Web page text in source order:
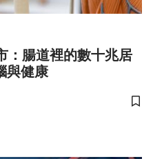
：腸道裡的數十兆居
與健康
儲